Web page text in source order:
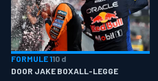
FORMULE 110 d
DOOR JAKE BOXALL-LEGGE